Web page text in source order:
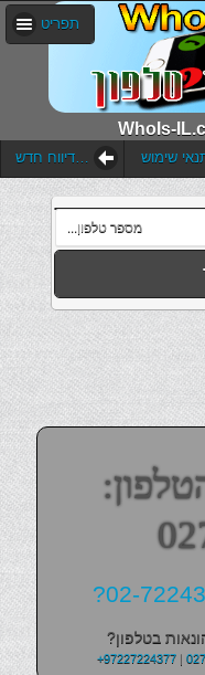
תפריט
הוסף דיווח חדש שימוש
בטלפון?
+97227224377|